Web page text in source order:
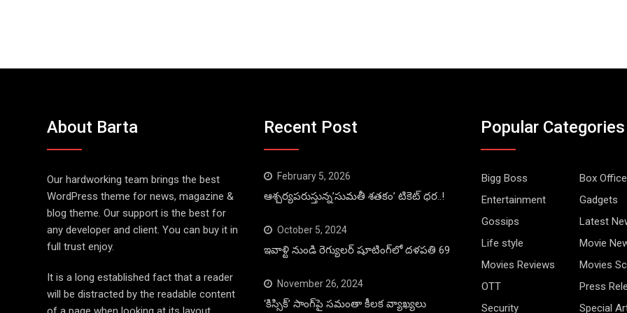
About Barta
Our hardworking team brings the best
WordPress theme for news, magazine &
blog theme. Our support is the best for
any developer and client. You can buy it in
full trust enjoy.
It is a long established fact that a reader
will be distracted by the readable content
Recent Post
February 5, 2026
ఆశ్చర్యపరుస్తున్న’సుమతీ శతకం’ టికెట్ ధర..!
October 5, 2024
ఇవాళ్టి నుండి రెగ్యులర్ షూటింగ్‌లో దళపతి 69
November 26, 2024
‘కిస్సిక్’ సాంగ్‌పై సమంతా కీలక వ్యాఖ్యలు
Popular Categories
Bigg Boss
Box Office
Entertainment
Gadgets
Gossips
Latest
Life style
Movie
Movies Reviews
Movies
OTT
Press
Security
Special